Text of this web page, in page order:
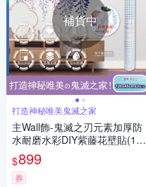
補貨中
打造神秘唯美鬼滅之家
主Wall飾-鬼滅之刃元素加厚防
水耐磨水彩DIY紫藤花壁貼(120
×45cm×3張/卷)
$899
券